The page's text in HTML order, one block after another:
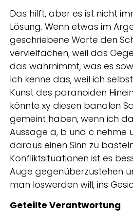
Das hilft, aber es ist nicht
Lösung. Wenn etwas im
geschriebene Worte den
vervielfachen, weil das
das wahrnimmt, was es
Ich kenne das, weil ich
Kunst des paranoiden
könnte xy diesen banalen
gemeint haben, wenn ich
Aussage a, b und c nehme
daraus einen Sinn zu
Konfliktsituationen ist es
Auge gegenüberzustehen
man loswerden will, ins
Geteilte Verantwortung